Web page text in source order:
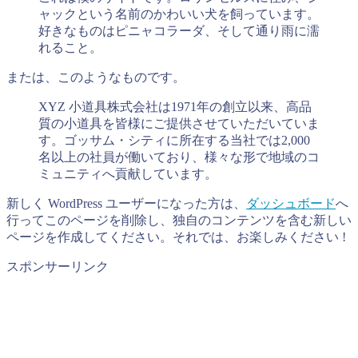
ャックという名前のかわいい犬を飼っています。
好きなものはピニャコラーダ、そして通り雨に濡
れること。
または、このようなものです。
XYZ 小道具株式会社は1971年の創立以来、高品
質の小道具を皆様にご提供させていただいていま
す。ゴッサム・シティに所在する当社では2,000
名以上の社員が働いており、様々な形で地域のコ
ミュニティへ貢献しています。
新しく WordPress ユーザーになった方は、 ダッシュボードへ
行ってこのページを削除し、独自のコンテンツを含む新しい
ページを作成してください。それでは、お楽しみください !
スポンサーリンク